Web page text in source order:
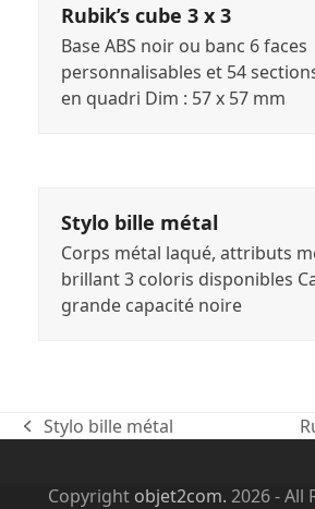
Rubik’s cube 3 x 3
Base ABS noir ou banc 6 faces
personnalisables et 54
en quadri Dim : 57 x 57 mm
Stylo bille métal
Corps métal laqué, attributs
brillant 3 coloris disponibles
grande capacité noire
previous
Stylo bille métal
Copyright objet2com. 2026 - All